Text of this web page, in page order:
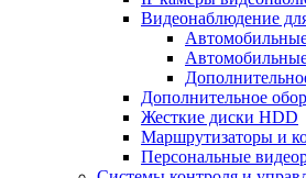
Видеонаблюдение
Дополнительное
Жесткие диски HDD
Маршрутизаторы и
Персональные